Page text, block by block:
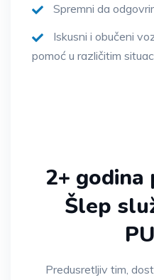
Spremni da
Iskusni i obučeni
pomoć u različitim
2+
Šlep
Predusretljiv tim,